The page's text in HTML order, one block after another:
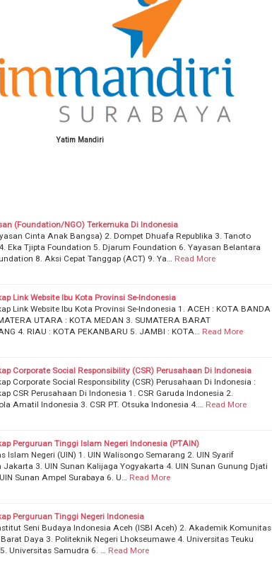
Yatim Mandiri
(Foundation/NGO) Terkemuka Di Indonesia
Cinta Anak Bangsa) 2. Dompet Dhuafa Republika 3. Tanoto
Eka Tjipta Foundation 5. Djarum Foundation 6. Yayasan Belantara
8. Aksi Cepat Tanggap (ACT) 9. Ya… Read More
Link Website Ibu Kota Provinsi Se-Indonesia
Link Website Ibu Kota Provinsi Se-Indonesia 1. ACEH : KOTA BANDA
UTARA : KOTA MEDAN 3. SUMATERA BARAT
4. RIAU : KOTA PEKANBARU 5. JAMBI : KOTA… Read More
Corporate Social Responsibility (CSR) Perusahaan Di Indonesia
Corporate Social Responsibility (CSR) Perusahaan Di Indonesia :
CSR Perusahaan Di Indonesia 1. CSR Garuda Indonesia 2.
Amatil Indonesia 3. CSR PT. Otsuka Indonesia 4.… Read More
Perguruan Tinggi Islam Negeri Indonesia (PTAIN)
Islam Negeri (UIN) 1. UIN Walisongo Semarang 2. UIN Syarif
3. UIN Sunan Kalijaga Yogyakarta 4. UIN Sunan Gunung Djati
Sunan Ampel Surabaya 6. U… Read More
Perguruan Tinggi Negeri Indonesia
Seni Budaya Indonesia Aceh (ISBI Aceh) 2. Akademik Komunitas
Daya 3. Politeknik Negeri Lhokseumawe 4. Universitas Teuku
Universitas Samudra 6. … Read More